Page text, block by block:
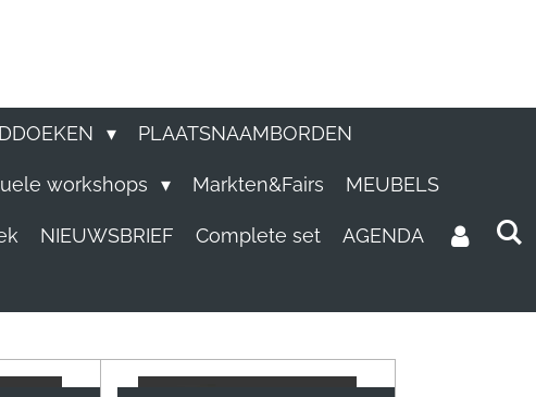
PLAATSNAAMBORDEN
workshops Markten&Fairs MEUBELS
NIEUWSBRIEF Complete set AGENDA